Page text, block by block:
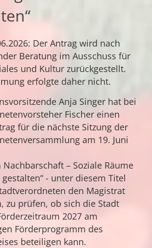
Der Antrag wird nach
Beratung im Ausschuss für
und Kultur zurückgestellt.
erfolgte daher nicht.
Anja Singer hat bei
Fischer einen
für die nächste Sitzung der
am 19. Juni
Nachbarschaft – Soziale Räume
- unter diesem Titel
den Magistrat
zu prüfen, ob sich die Stadt
2027 am
Förderprogramm des
beteiligen kann.